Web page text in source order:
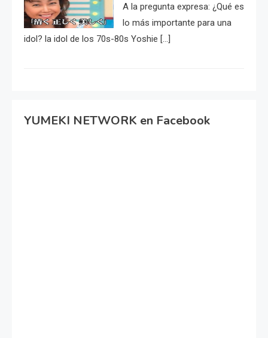
A la pregunta expresa: ¿Qué es
lo más importante para una
idol? la idol de los 70s-80s Yoshie […]
YUMEKI NETWORK en Facebook